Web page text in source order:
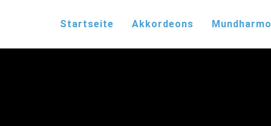
Startseite Akkordeons